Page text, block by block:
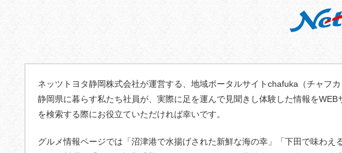
ネッツトヨタ静岡株式会社が運営する、地域ポータルサイトchafuka（チャフカ
静岡県に暮らす私たち社員が、実際に足を運んで見聞きし体験した情報を
を検索する際にお役立ていただければ幸いです。
グルメ情報ページでは「沼津港で水揚げされた新鮮な海の幸」「下田で味わ